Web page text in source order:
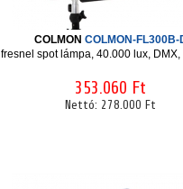
COLMON COLMON-FL300B-
fresnel spot lámpa, 40.000 lux, DMX,
353.060 Ft
Nettó: 278.000 Ft